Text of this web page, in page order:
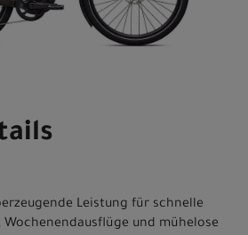
Leistung für schnelle
und mühelose